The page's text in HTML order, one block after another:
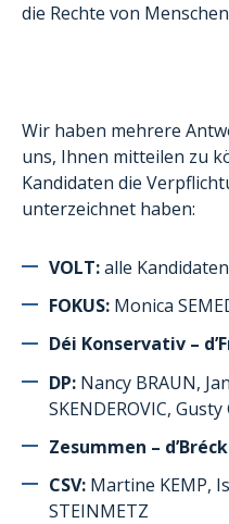
die Rechte von
Wir haben mehrere
uns, Ihnen mitteilen zu
Kandidaten die
unterzeichnet haben:
VOLT:alle Kandidaten
FOKUS: Monica
Déi Konservativ –
DP: Nancy BRAUN,
SKENDEROVIC, Gusty
Zesummen –
CSV: Martine KEMP,
STEINMETZ